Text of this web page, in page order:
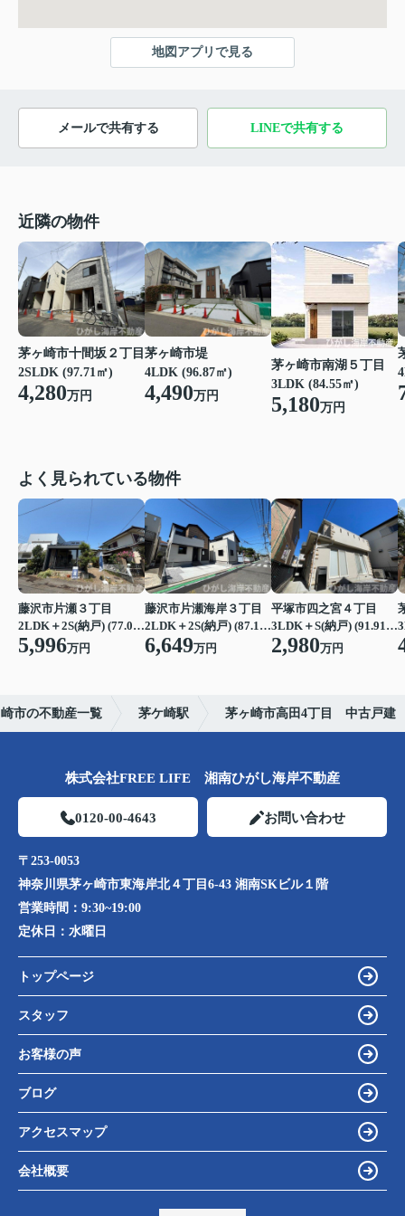
地図アプリで見る
メールで共有する LINEで共有する
近隣の物件
茅ヶ崎市十間坂２丁目
2SLDK (97.71㎡)
4,280万円
茅ヶ崎市堤
4LDK (96.87㎡)
4,490万円
茅ヶ崎市南湖５丁目
3LDK (84.55㎡)
5,180万円
よく見られている物件
藤沢市片瀬３丁目
2LDK＋2S(納戸) (77.07㎡)
5,996万円
藤沢市片瀬海岸３丁目
2LDK＋2S(納戸) (87.15㎡)
6,649万円
平塚市四之宮４丁目
3LDK＋S(納戸) (91.91㎡)
2,980万円
市の不動産一覧 茅ケ崎駅 茅ヶ崎市高田4丁目 中古戸建
株式会社FREE LIFE 湘南ひがし海岸不動産
0120-00-4643 お問い合わせ
〒253-0053
神奈川県茅ヶ崎市東海岸北４丁目6-43 湘南SKビル１階
営業時間： 9:30~19:00
定休日： 水曜日
トップページ
スタッフ
お客様の声
ブログ
アクセスマップ
会社概要